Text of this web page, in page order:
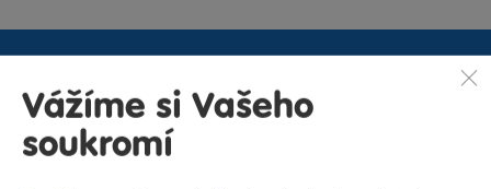
Proč nakupovat v Bambuli?
Vážíme si Vašeho
soukromí